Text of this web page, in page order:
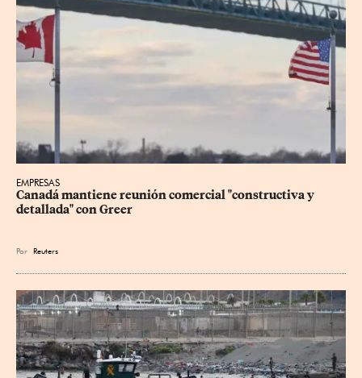
EMPRESAS
Canadá mantiene reunión ‌comercial "constructiva y
detallada" con Greer
Por Reuters